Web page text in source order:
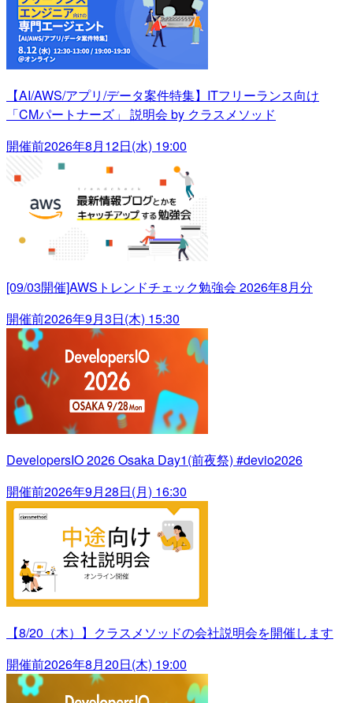
【AI/AWS/アプリ/データ案件特集】ITフリーランス向け
「CMパートナーズ」 説明会 by クラスメソッド
開催前2026年8月12日(水) 19:00
[09/03開催]AWSトレンドチェック勉強会 2026年8月分
開催前2026年9月3日(木) 15:30
DevelopersIO 2026 Osaka Day1(前夜祭) #devio2026
開催前2026年9月28日(月) 16:30
【8/20（木）】クラスメソッドの会社説明会を開催します
開催前2026年8月20日(木) 19:00